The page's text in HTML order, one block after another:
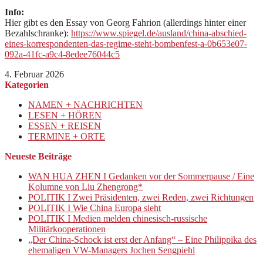
Info:
Hier gibt es den Essay von Georg Fahrion (allerdings hinter einer
Bezahlschranke): https://www.spiegel.de/ausland/china-abschied-
eines-korrespondenten-das-regime-steht-bombenfest-a-0b653e07-
092a-41fc-a9c4-8edee76044c5
4. Februar 2026
Kategorien
NAMEN + NACHRICHTEN
LESEN + HÖREN
ESSEN + REISEN
TERMINE + ORTE
Neueste Beiträge
WAN HUA ZHEN I Gedanken vor der Sommerpause / Eine
Kolumne von Liu Zhengrong*
POLITIK I Zwei Präsidenten, zwei Reden, zwei Richtungen
POLITIK I Wie China Europa sieht
POLITIK I Medien melden chinesisch-russische
Militärkooperationen
„Der China-Schock ist erst der Anfang“ – Eine Philippika des
ehemaligen VW-Managers Jochen Sengpiehl